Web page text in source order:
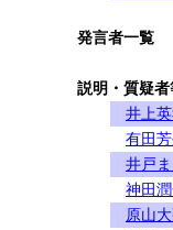
発言者一覧
説明・質疑者
井上
有田
井戸
神田
原山